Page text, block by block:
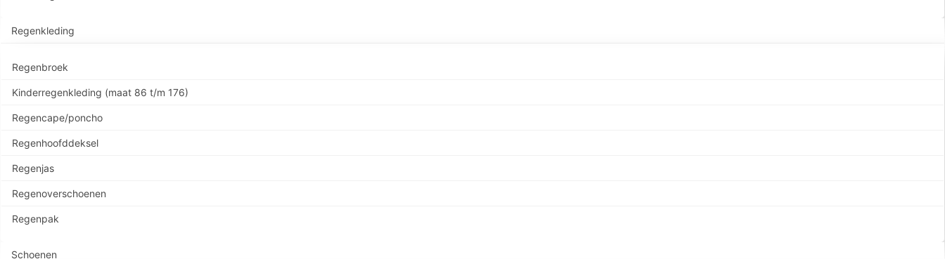
Regenkleding
Regenbroek
Kinderregenkleding (maat 86 t/m 176)
Regencape/poncho
Regenhoofddeksel
Regenjas
Regenoverschoenen
Regenpak
Schoenen